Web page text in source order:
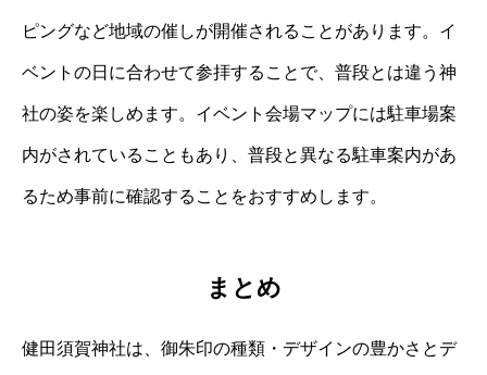
ピングなど地域の催しが開催されることがあります。イ
ベントの日に合わせて参拝することで、普段とは違う神
社の姿を楽しめます。イベント会場マップには駐車場案
内がされていることもあり、普段と異なる駐車案内があ
るため事前に確認することをおすすめします。
まとめ
健田須賀神社は、御朱印の種類・デザインの豊かさとデ